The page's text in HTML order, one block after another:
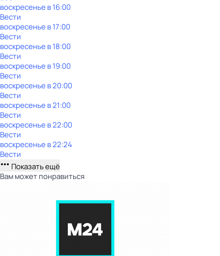
воскресенье в16:00
Вести
воскресенье в17:00
Вести
воскресенье в18:00
Вести
воскресенье в19:00
Вести
воскресенье в20:00
Вести
воскресенье в21:00
Вести
воскресенье в22:00
Вести
воскресенье в22:24
Вести
Показать ещё
Вам может понравиться